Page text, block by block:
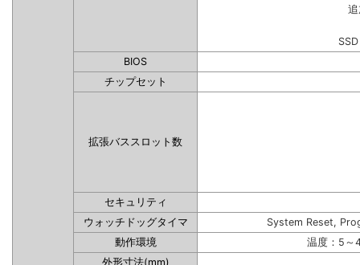
BIOS
チップセット
拡張バススロット数
セキュリティ
ウォッチドッグタイマ
System Reset,
動作環境
温度：5～
外形寸法(mm)